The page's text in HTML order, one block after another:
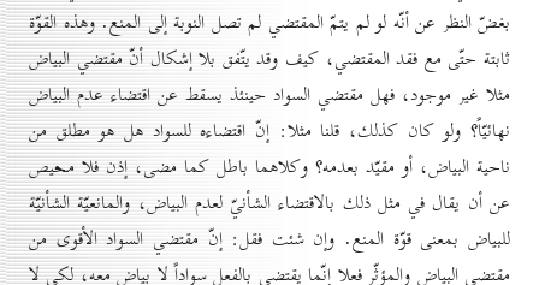
بغضّ النظر عن أنّه لو لم يتمّ المقتضي لم تصل النوبة إلى المنع. وهذه القوّة
ثابتة حتّى مع فقد المقتضي، كيف وقد يتّفق بلا إشكال أنّ مقتضي البياض
مثلا غير موجود، فهل مقتضي السواد حينئذ يسقط عن اقتضاء عدم البياض
نهائيّاً؟ ولو كان كذلك، قلنا مثلا: إنّ اقتضاءه للسواد هل هو مطلق من
ناحية البياض، أو مقيّد بعدمه؟ وكلاهما باطل كما مضى، إذن فلا محيص
عن أن يقال في مثل ذلك بالاقتضاء الشأنيّ لعدم البياض، والمانعيّة الشأنيّة
للبياض بمعنى قوّة المنع. وإن شئت فقل: إنّ مقتضي السواد الأقوى من
مقتضي البياض والمؤثّر فعلا إنّما يقتضي بالفعل سواداً لا بياض معه، لكي لا